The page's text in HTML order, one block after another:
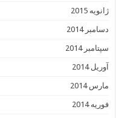
ژانویه 2015
دسامبر 2014
سپتامبر 2014
آوریل 2014
مارس 2014
فوریه 2014